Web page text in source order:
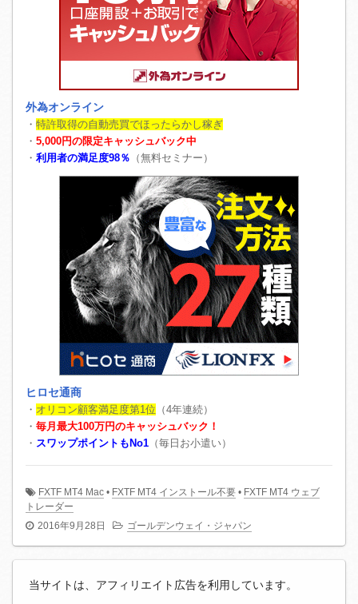
外為オンライン
・ 特許取得の自動売買でほったらかし稼ぎ
・ 5,000円の限定キャッシュバック中
・ 利用者の満足度98％ （無料セミナー）
ヒロセ通商
・ オリコン顧客満足度第1位 （4年連続）
・ 毎月最大100万円のキャッシュバック！
・ スワップポイントもNo1 （毎日お小遣い）
FXTF MT4 Mac • FXTF MT4 インストール不要 • FXTF MT4 ウェブ
トレーダー
2016年9月28日
ゴールデンウェイ・ジャパン
当サイトは、アフィリエイト広告を利用しています。